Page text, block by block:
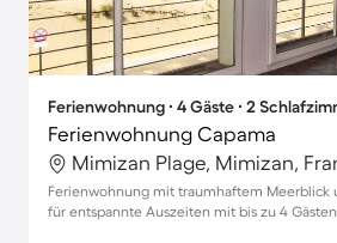
Ferienwohnung ∙ 4 Gäste ∙ 2
Ferienwohnung Capama
Mimizan Plage, Mimizan,
Ferienwohnung mit traumhaftem Meerblick
für entspannte Auszeiten mit bis zu 4 Gästen